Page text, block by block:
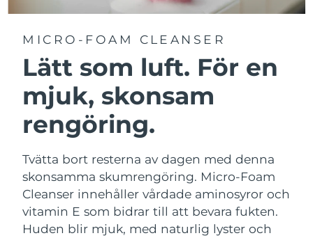
MICRO-FOAM CLEANSER
Lätt som luft. För en
mjuk, skonsam
rengöring.
Tvätta bort resterna av dagen med denna
skonsamma skumrengöring. Micro-Foam
Cleanser innehåller vårdade aminosyror och
vitamin E som bidrar till att bevara fukten.
Huden blir mjuk, med naturlig lyster och